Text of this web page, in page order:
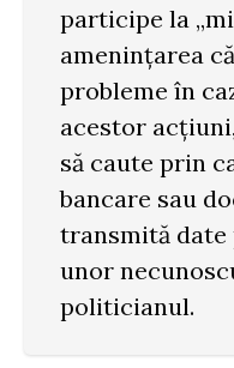
participe la
amenințarea
probleme în
acestor
să caute prin
bancare sau
transmită date
unor
politicianul.